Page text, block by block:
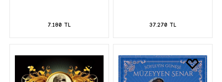
7.180 TL 37.270 TL